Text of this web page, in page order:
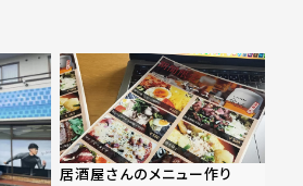
居酒屋さんのメニュー作り